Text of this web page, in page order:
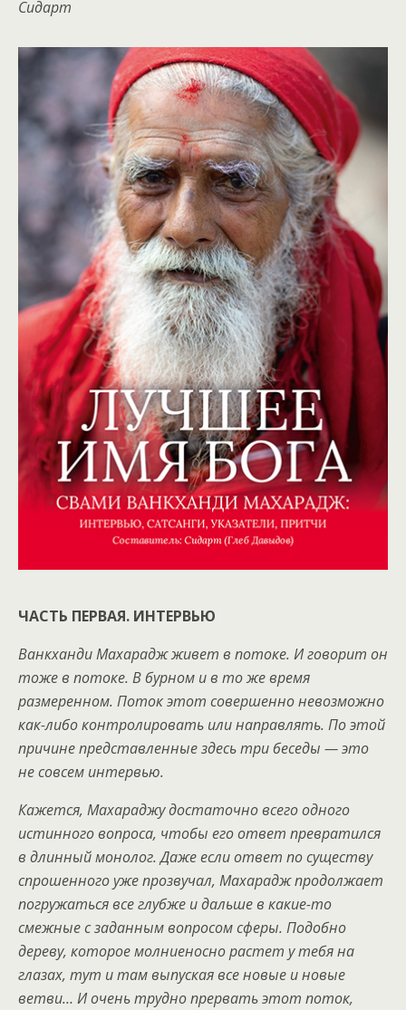
Сидарт
ЧАСТЬ ПЕРВАЯ. ИНТЕРВЬЮ
Ванкханди Махарадж живет в потоке. И говорит он
тоже в потоке. В бурном и в то же время
размеренном. Поток этот совершенно невозможно
как-либо контролировать или направлять. По этой
причине представленные здесь три беседы — это
не совсем интервью.
Кажется, Махараджу достаточно всего одного
истинного вопроса, чтобы его ответ превратился
в длинный монолог. Даже если ответ по существу
спрошенного уже прозвучал, Махарадж продолжает
погружаться все глубже и дальше в какие-то
смежные с заданным вопросом сферы. Подобно
дереву, которое молниеносно растет у тебя на
глазах, тут и там выпуская все новые и новые
ветви… И очень трудно прервать этот поток,